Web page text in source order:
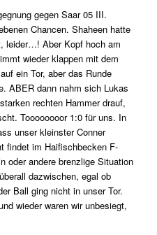
gegen Saar 05 III.
Chancen. Shaheen hatte
leider…! Aber Kopf hoch am
wieder klappen mit dem
ein Tor, aber das Runde
ABER dann nahm sich Lukas
rechten Hammer drauf,
Toooooooor 1:0 für uns. In
unser kleinster Conner
findet im Haifischbecken F-
oder andere brenzlige Situation
dazwischen, egal ob
Ball ging nicht in unser Tor.
wieder waren wir unbesiegt,